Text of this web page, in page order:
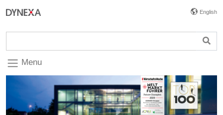
English
Menu